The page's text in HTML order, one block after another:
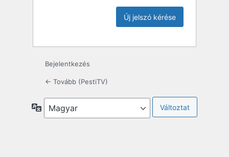
Bejelentkezés
← Tovább (PestiTV)
Nyelv